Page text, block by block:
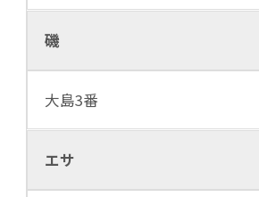
磯
大島3番
エサ